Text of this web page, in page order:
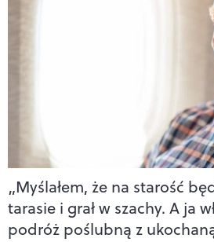
„Myślałem, że na starość
tarasie i grał w szachy. A ja
podróż poślubną z